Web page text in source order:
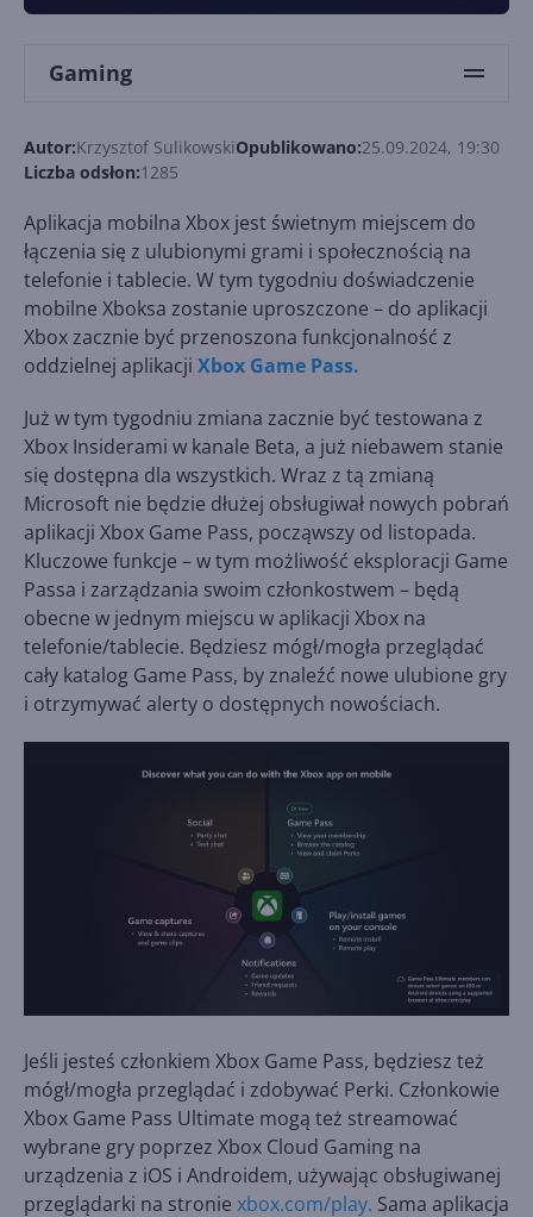
Gaming
Autor:Krzysztof SulikowskiOpublikowano:25.09.2024, 19:30
Liczba odsłon:1285
Aplikacja mobilna Xbox jest świetnym miejscem do
łączenia się z ulubionymi grami i społecznością na
telefonie i tablecie. W tym tygodniu doświadczenie
mobilne Xboksa zostanie uproszczone – do aplikacji
Xbox zacznie być przenoszona funkcjonalność z
oddzielnej aplikacji Xbox Game Pass.
Już w tym tygodniu zmiana zacznie być testowana z
Xbox Insiderami w kanale Beta, a już niebawem stanie
się dostępna dla wszystkich. Wraz z tą zmianą
Microsoft nie będzie dłużej obsługiwał nowych pobrań
aplikacji Xbox Game Pass, począwszy od listopada.
Kluczowe funkcje – w tym możliwość eksploracji Game
Passa i zarządzania swoim członkostwem – będą
obecne w jednym miejscu w aplikacji Xbox na
telefonie/tablecie. Będziesz mógł/mogła przeglądać
cały katalog Game Pass, by znaleźć nowe ulubione gry
i otrzymywać alerty o dostępnych nowościach.
Jeśli jesteś członkiem Xbox Game Pass, będziesz też
mógł/mogła przeglądać i zdobywać Perki. Członkowie
Xbox Game Pass Ultimate mogą też streamować
wybrane gry poprzez Xbox Cloud Gaming na
urządzenia z iOS i Androidem, używając obsługiwanej
przeglądarki na stronie xbox.com/play. Sama aplikacja